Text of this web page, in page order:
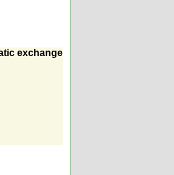
exchange